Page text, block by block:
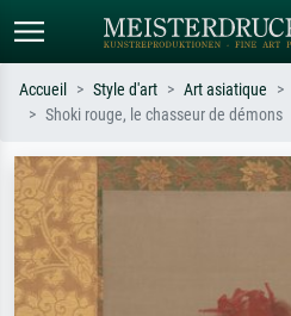
Recherchez par artiste, titre ou style –
ex. Monet, Nuit étoilée,
impressionnisme, vague de Hokusai,
Accueil Style d'art Art asiatique
Shoki rouge, le chasseur de démons